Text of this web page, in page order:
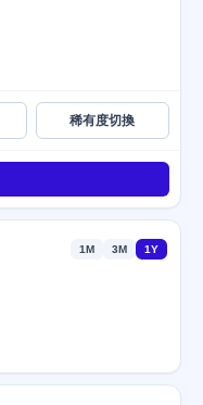
稀有度切換
1M 3M 1Y